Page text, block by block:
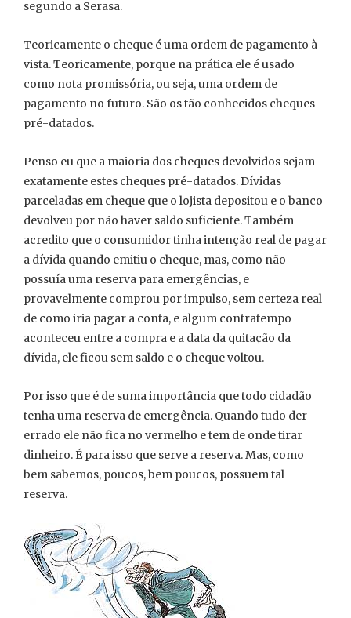
segundo a Serasa.
Teoricamente o cheque é uma ordem de pagamento à
vista. Teoricamente, porque na prática ele é usado
como nota promissória, ou seja, uma ordem de
pagamento no futuro. São os tão conhecidos cheques
pré-datados.
Penso eu que a maioria dos cheques devolvidos sejam
exatamente estes cheques pré-datados. Dívidas
parceladas em cheque que o lojista depositou e o banco
devolveu por não haver saldo suficiente. Também
acredito que o consumidor tinha intenção real de pagar
a dívida quando emitiu o cheque, mas, como não
possuía uma reserva para emergências, e
provavelmente comprou por impulso, sem certeza real
de como iria pagar a conta, e algum contratempo
aconteceu entre a compra e a data da quitação da
dívida, ele ficou sem saldo e o cheque voltou.
Por isso que é de suma importância que todo cidadão
tenha uma reserva de emergência. Quando tudo der
errado ele não fica no vermelho e tem de onde tirar
dinheiro. É para isso que serve a reserva. Mas, como
bem sabemos, poucos, bem poucos, possuem tal
reserva.